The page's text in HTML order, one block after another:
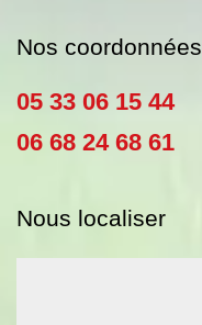
Nos coordonnées
05 33 06 15 44
06 68 24 68 61
Nous localiser